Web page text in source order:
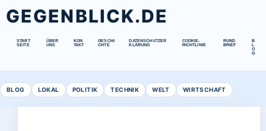
GEGENBLICK.DE
START
SEITE
ÜBER
UNS
KON
TAKT
GESCHI
CHTE
DATENSCHUTZER
KLÄRUNG
COOKIE-
RICHTLINIE
RUND
BRIEF
B
O
G
BLOG LOKAL POLITIK TECHNIK WELT WIRTSCHAFT